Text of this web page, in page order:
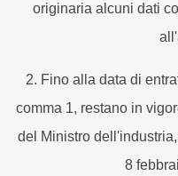
originaria alcuni dati
2. Fino alla data di
comma 1, restano in
del Ministro
8